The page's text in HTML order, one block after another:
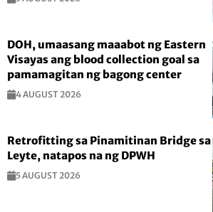
DOH, umaasang maaabot ng Eastern
Visayas ang blood collection goal sa
pamamagitan ng bagong center
4 AUGUST 2026
Retrofitting sa Pinamitinan Bridge sa
Leyte, natapos na ng DPWH
5 AUGUST 2026